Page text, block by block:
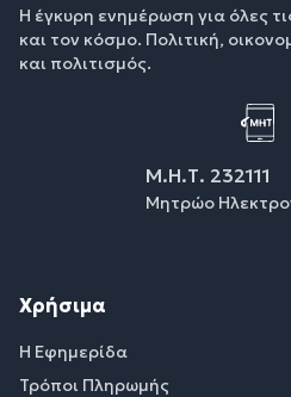
Η έγκυρη ενημέρωση για όλες
και τον κόσμο. Πολιτική,
και πολιτισμός.
Μ.Η.Τ. 232111
Μητρώο
Χρήσιμα
Η Εφημερίδα
Τρόποι Πληρωμής